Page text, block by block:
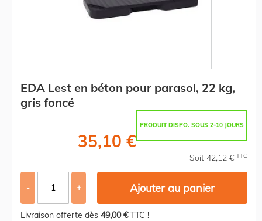
EDA Lest en béton pour parasol, 22 kg,
gris foncé
PRODUIT DISPO. SOUS 2-10 JOURS
35,10 €
Soit 42,12 € TTC
- + Ajouter au panier
Livraison offerte dès 49,00 €TTC !